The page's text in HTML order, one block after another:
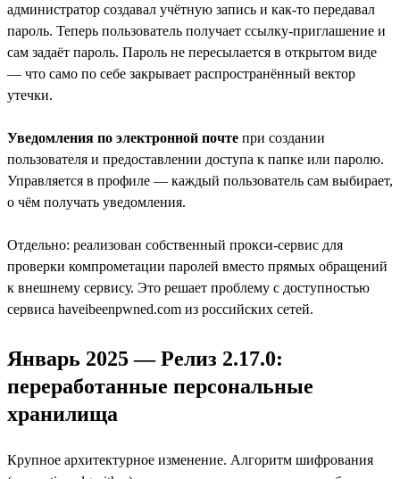
администратор создавал учётную запись и как-то передавал
пароль. Теперь пользователь получает ссылку-приглашение и
сам задаёт пароль. Пароль не пересылается в открытом виде
— что само по себе закрывает распространённый вектор
утечки.
Уведомления по электронной почте при создании
пользователя и предоставлении доступа к папке или паролю.
Управляется в профиле — каждый пользователь сам выбирает,
о чём получать уведомления.
Отдельно: реализован собственный прокси-сервис для
проверки компрометации паролей вместо прямых обращений
к внешнему сервису. Это решает проблему с доступностью
сервиса haveibeenpwned.com из российских сетей.
Январь 2025 — Релиз 2.17.0:
переработанные персональные
хранилища
Крупное архитектурное изменение. Алгоритм шифрования